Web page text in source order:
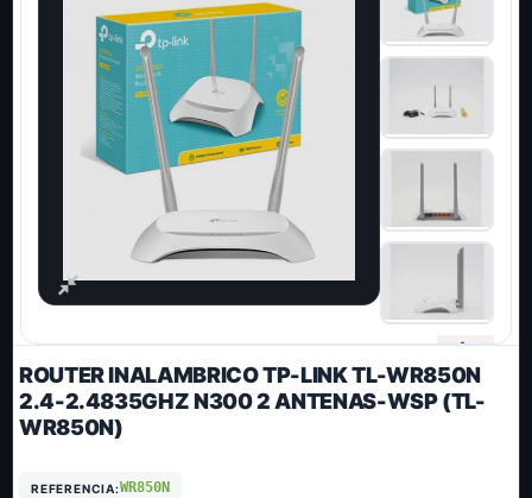
ROUTER INALAMBRICO TP-LINK TL-WR850N
2.4-2.4835GHZ N300 2 ANTENAS-WSP (TL-
WR850N)
REFERENCIA:WR850N